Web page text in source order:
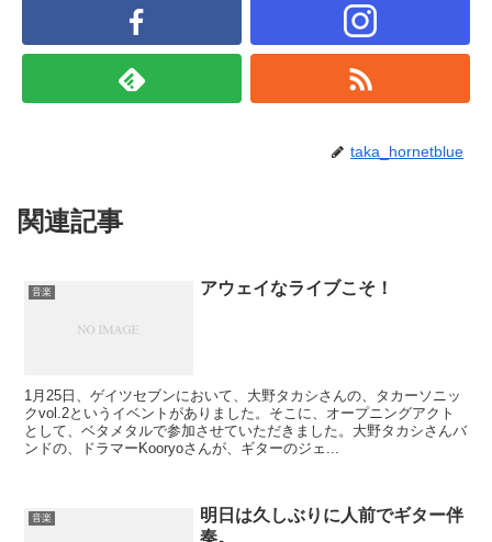
taka_hornetblue
関連記事
音楽 アウェイなライブこそ！
1月25日、ゲイツセブンにおいて、大野タカシさんの、タカーソニッ
クvol.2というイベントがありました。そこに、オープニングアクト
として、ベタメタルで参加させていただきました。大野タカシさんバ
ンドの、ドラマーKooryoさんが、ギターのジェ...
音楽
明日は久しぶりに人前でギター伴
奏。